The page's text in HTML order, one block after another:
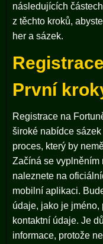
následujících
z těchto kroků,
her a sázek.
První
Registrace na
široké nabídce
proces, který by
Začíná se vyplněním
naleznete na
mobilní aplikaci.
údaje, jako je jméno,
kontaktní údaje. Je
informace, protože